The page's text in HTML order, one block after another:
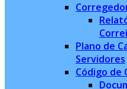
Plano de
Servidores
Código de